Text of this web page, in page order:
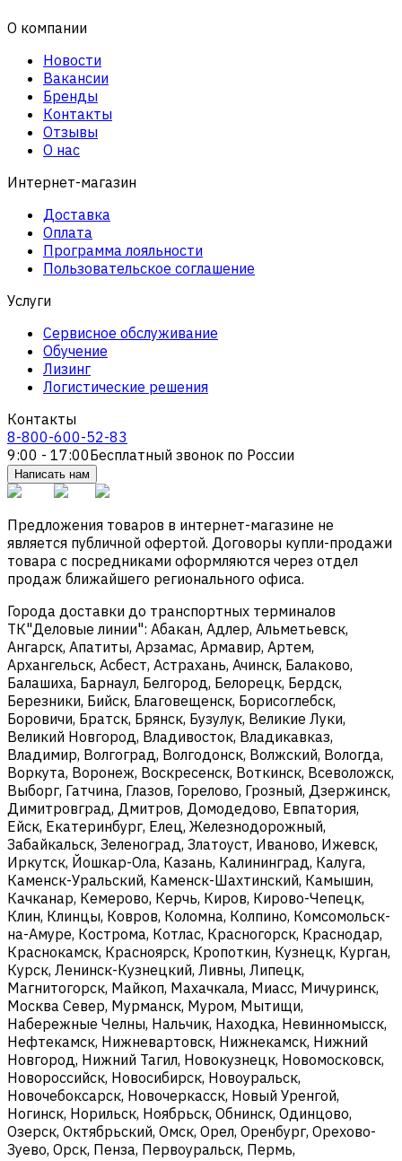
О компании
Новости
Вакансии
Бренды
Контакты
Отзывы
О нас
Интернет-магазин
Доставка
Оплата
Программа лояльности
Пользовательское соглашение
Услуги
Сервисное обслуживание
Обучение
Лизинг
Логистические решения
Контакты
8-800-600-52-83
9:00 - 17:00Бесплатный звонок по России
Написать нам
Предложения товаров в интернет-магазине не
является публичной офертой. Договоры купли-продажи
товара с посредниками оформляются через отдел
продаж ближайшего регионального офиса.
Города доставки до транспортных терминалов
ТК"Деловые линии": Абакан, Адлер, Альметьевск,
Ангарск, Апатиты, Арзамас, Армавир, Артем,
Архангельск, Асбест, Астрахань, Ачинск, Балаково,
Балашиха, Барнаул, Белгород, Белорецк, Бердск,
Березники, Бийск, Благовещенск, Борисоглебск,
Боровичи, Братск, Брянск, Бузулук, Великие Луки,
Великий Новгород, Владивосток, Владикавказ,
Владимир, Волгоград, Волгодонск, Волжский, Вологда,
Воркута, Воронеж, Воскресенск, Воткинск, Всеволожск,
Выборг, Гатчина, Глазов, Горелово, Грозный, Дзержинск,
Димитровград, Дмитров, Домодедово, Евпатория,
Ейск, Екатеринбург, Елец, Железнодорожный,
Забайкальск, Зеленоград, Златоуст, Иваново, Ижевск,
Иркутск, Йошкар-Ола, Казань, Калининград, Калуга,
Каменск-Уральский, Каменск-Шахтинский, Камышин,
Качканар, Кемерово, Керчь, Киров, Кирово-Чепецк,
Клин, Клинцы, Ковров, Коломна, Колпино, Комсомольск-
на-Амуре, Кострома, Котлас, Красногорск, Краснодар,
Краснокамск, Красноярск, Кропоткин, Кузнецк, Курган,
Курск, Ленинск-Кузнецкий, Ливны, Липецк,
Магнитогорск, Майкоп, Махачкала, Миасс, Мичуринск,
Москва Север, Мурманск, Муром, Мытищи,
Набережные Челны, Нальчик, Находка, Невинномысск,
Нефтекамск, Нижневартовск, Нижнекамск, Нижний
Новгород, Нижний Тагил, Новокузнецк, Новомосковск,
Новороссийск, Новосибирск, Новоуральск,
Новочебоксарск, Новочеркасск, Новый Уренгой,
Ногинск, Норильск, Ноябрьск, Обнинск, Одинцово,
Озерск, Октябрьский, Омск, Орел, Оренбург, Орехово-
Зуево, Орск, Пенза, Первоуральск, Пермь,